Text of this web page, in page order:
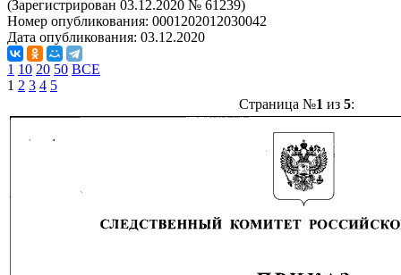
(Зарегистрирован 03.12.2020 № 61239)
Номер опубликования: 0001202012030042
Дата опубликования: 03.12.2020
1 10 20 50 ВСЕ
1 2 3 4 5
Страница №1 из 5: